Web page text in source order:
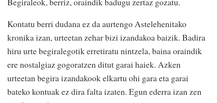
Kontatu berri dudana ez da aurtengo Astelehenitako
kronika izan, urteetan zehar bizi izandakoa baizik. Badira
hiru urte begiralegotik erretiratu nintzela, baina oraindik
ere nostalgiaz gogoratzen ditut garai haiek. Azken
urteetan begira izandakook elkartu ohi gara eta garai
bateko kontuak ez dira falta izaten. Egun ederra izan zen